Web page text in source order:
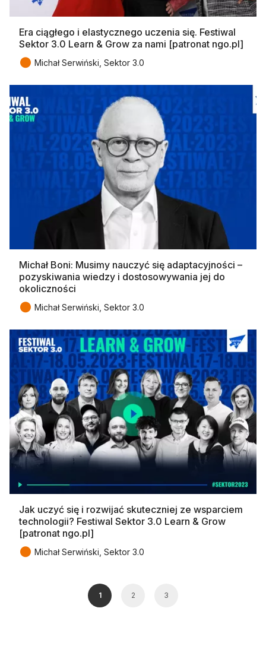
Era ciągłego i elastycznego uczenia się. Festiwal
Sektor 3.0 Learn & Grow za nami [patronat ngo.pl]
● Michał Serwiński, Sektor 3.0
Michał Boni: Musimy nauczyć się adaptacyjności –
pozyskiwania wiedzy i dostosowywania jej do
okoliczności
● Michał Serwiński, Sektor 3.0
Jak uczyć się i rozwijać skuteczniej ze wsparciem
technologii? Festiwal Sektor 3.0 Learn & Grow
[patronat ngo.pl]
● Michał Serwiński, Sektor 3.0
1 2 3